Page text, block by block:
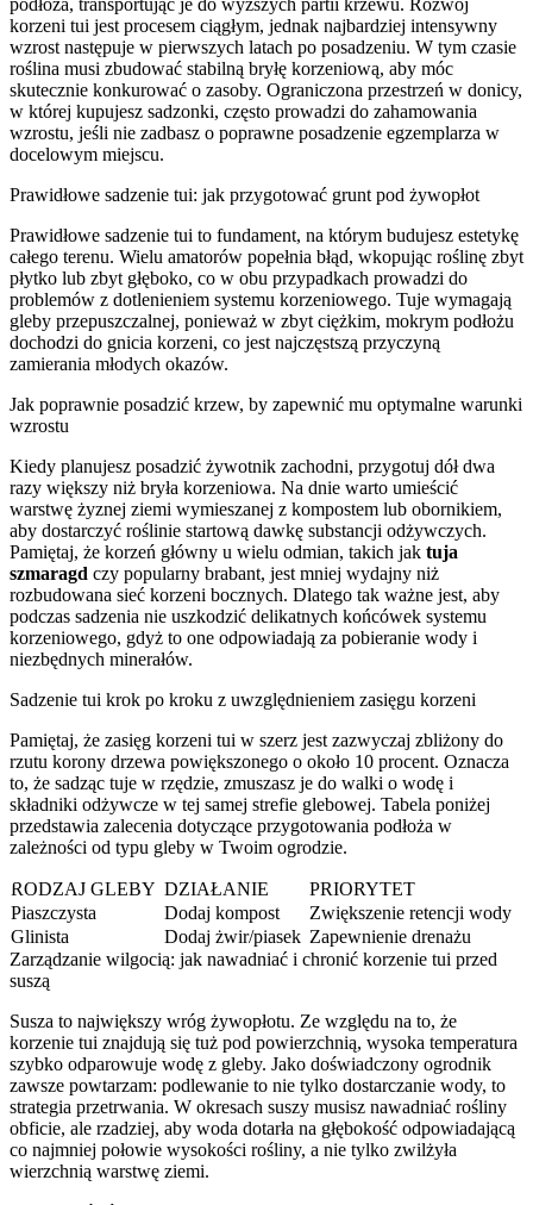
korzeni tui jest procesem ciągłym, jednak najbardziej intensywny
wzrost następuje w pierwszych latach po posadzeniu. W tym czasie
roślina musi zbudować stabilną bryłę korzeniową, aby móc
skutecznie konkurować o zasoby. Ograniczona przestrzeń w donicy,
w której kupujesz sadzonki, często prowadzi do zahamowania
wzrostu, jeśli nie zadbasz o poprawne posadzenie egzemplarza w
docelowym miejscu.
Prawidłowe sadzenie tui: jak przygotować grunt pod żywopłot
Prawidłowe sadzenie tui to fundament, na którym budujesz estetykę
całego terenu. Wielu amatorów popełnia błąd, wkopując roślinę zbyt
płytko lub zbyt głęboko, co w obu przypadkach prowadzi do
problemów z dotlenieniem systemu korzeniowego. Tuje wymagają
gleby przepuszczalnej, ponieważ w zbyt ciężkim, mokrym podłożu
dochodzi do gnicia korzeni, co jest najczęstszą przyczyną
zamierania młodych okazów.
Jak poprawnie posadzić krzew, by zapewnić mu optymalne warunki
wzrostu
Kiedy planujesz posadzić żywotnik zachodni, przygotuj dół dwa
razy większy niż bryła korzeniowa. Na dnie warto umieścić
warstwę żyznej ziemi wymieszanej z kompostem lub obornikiem,
aby dostarczyć roślinie startową dawkę substancji odżywczych.
Pamiętaj, że korzeń główny u wielu odmian, takich jak tuja
szmaragd czy popularny brabant, jest mniej wydajny niż
rozbudowana sieć korzeni bocznych. Dlatego tak ważne jest, aby
podczas sadzenia nie uszkodzić delikatnych końcówek systemu
korzeniowego, gdyż to one odpowiadają za pobieranie wody i
niezbędnych minerałów.
Sadzenie tui krok po kroku z uwzględnieniem zasięgu korzeni
Pamiętaj, że zasięg korzeni tui w szerz jest zazwyczaj zbliżony do
rzutu korony drzewa powiększonego o około 10 procent. Oznacza
to, że sadząc tuje w rzędzie, zmuszasz je do walki o wodę i
składniki odżywcze w tej samej strefie glebowej. Tabela poniżej
przedstawia zalecenia dotyczące przygotowania podłoża w
zależności od typu gleby w Twoim ogrodzie.
RODZAJ GLEBY DZIAŁANIE
PRIORYTET
Piaszczysta
Dodaj kompost
Zwiększenie retencji wody
Glinista
Dodaj żwir/piasek Zapewnienie drenażu
Zarządzanie wilgocią: jak nawadniać i chronić korzenie tui przed
suszą
Susza to największy wróg żywopłotu. Ze względu na to, że
korzenie tui znajdują się tuż pod powierzchnią, wysoka temperatura
szybko odparowuje wodę z gleby. Jako doświadczony ogrodnik
zawsze powtarzam: podlewanie to nie tylko dostarczanie wody, to
strategia przetrwania. W okresach suszy musisz nawadniać rośliny
obficie, ale rzadziej, aby woda dotarła na głębokość odpowiadającą
co najmniej połowie wysokości rośliny, a nie tylko zwilżyła
wierzchnią warstwę ziemi.